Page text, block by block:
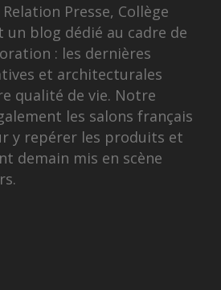
Presse, Collège
un blog dédié au cadre de
: les dernières
et architecturales
qualité de vie. Notre
les salons français
y repérer les produits et
demain mis en scène